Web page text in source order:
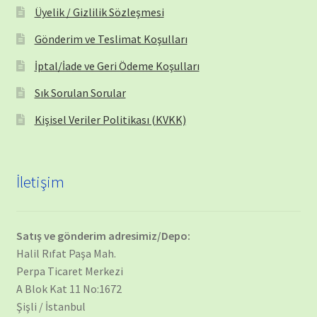
Üyelik / Gizlilik Sözleşmesi
Gönderim ve Teslimat Koşulları
İptal/İade ve Geri Ödeme Koşulları
Sık Sorulan Sorular
Kişisel Veriler Politikası (KVKK)
İletişim
Satış ve gönderim adresimiz/Depo:
Halil Rıfat Paşa Mah.
Perpa Ticaret Merkezi
A Blok Kat 11 No:1672
Şişli / İstanbul